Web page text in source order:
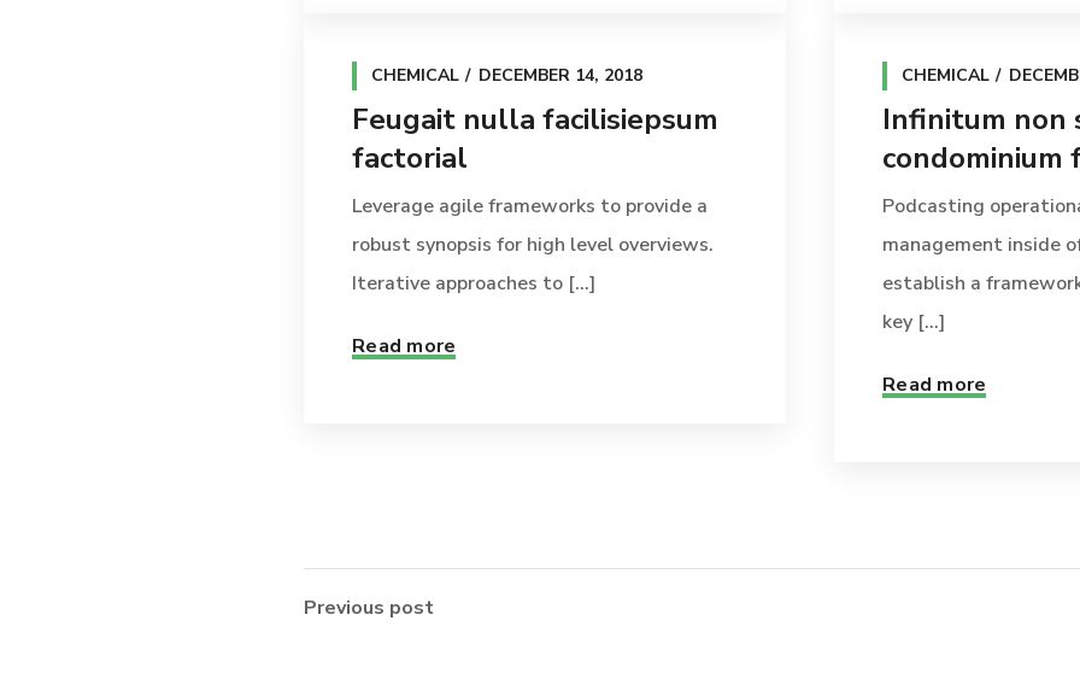
CHEMICAL DECEMBER 14, 2018
Feugait nulla facilisiepsum
factorial
Leverage agile frameworks to provide a
robust synopsis for high level overviews.
Iterative approaches to [...]
Read more
CHEMICAL
Infinitum non
condominium
Podcasting
management inside
establish a
key [...]
Read more
Previous post